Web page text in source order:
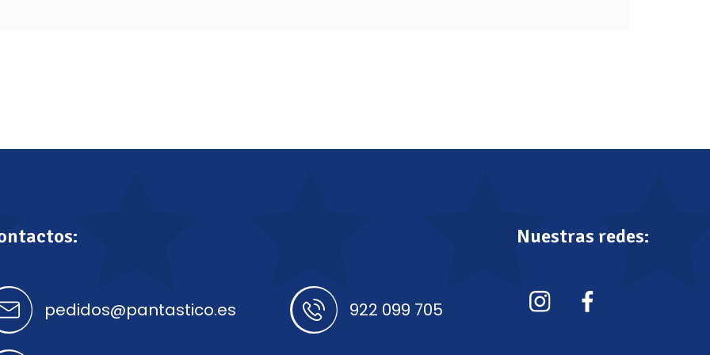
pedidos@pantastico.es 922 099 705
Nuestras redes: